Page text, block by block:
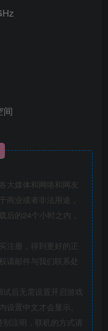
间
大媒体和网络和网友
商业或者非法用途，
后的24个小时之内，
注册，得到更好的正
请邮件与我们联系处
后无需设置开启游戏
设置中文才会显示。
注明，联机的方式请